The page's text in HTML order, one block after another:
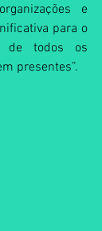
e
para o
de todos os
presentes”.